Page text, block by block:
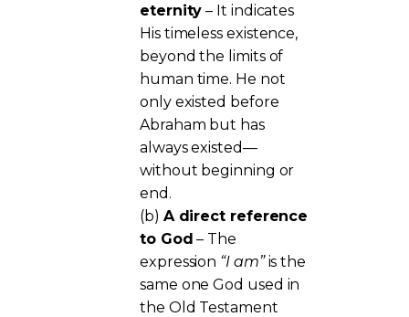
eternity – It indicates
His timeless existence,
beyond the limits of
human time. He not
only existed before
Abraham but has
always existed—
without beginning or
end.
(b) A direct reference
to God – The
expression “I am”is the
same one God used in
the Old Testament